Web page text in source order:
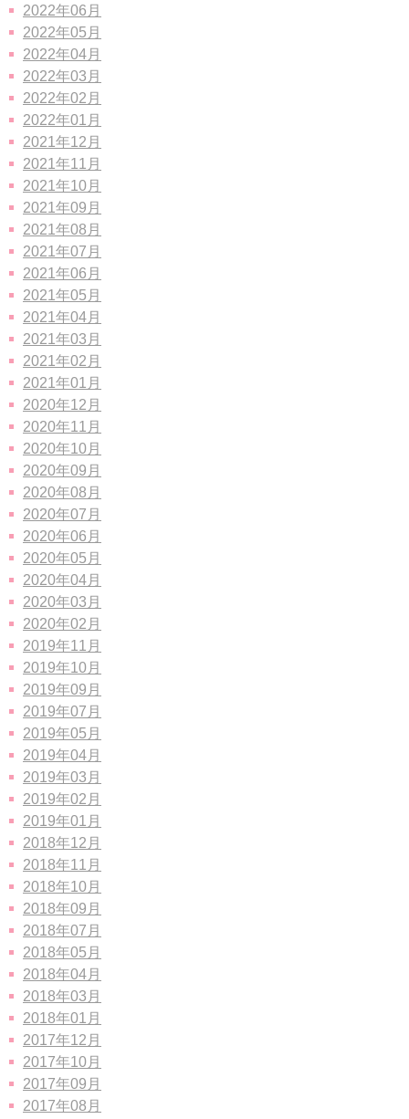
2022年06月
2022年05月
2022年04月
2022年03月
2022年02月
2022年01月
2021年12月
2021年11月
2021年10月
2021年09月
2021年08月
2021年07月
2021年06月
2021年05月
2021年04月
2021年03月
2021年02月
2021年01月
2020年12月
2020年11月
2020年10月
2020年09月
2020年08月
2020年07月
2020年06月
2020年05月
2020年04月
2020年03月
2020年02月
2019年11月
2019年10月
2019年09月
2019年07月
2019年05月
2019年04月
2019年03月
2019年02月
2019年01月
2018年12月
2018年11月
2018年10月
2018年09月
2018年07月
2018年05月
2018年04月
2018年03月
2018年01月
2017年12月
2017年10月
2017年09月
2017年08月